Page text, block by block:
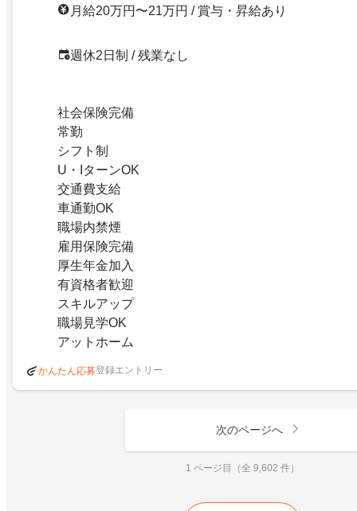
月給20万円〜21万円 / 賞与・昇給あり
週休2日制 / 残業なし
社会保険完備
常勤
シフト制
U・IターンOK
交通費支給
車通勤OK
職場内禁煙
雇用保険完備
厚生年金加入
有資格者歓迎
スキルアップ
職場見学OK
アットホーム
かんたん応募登録エントリー
次のページへ
1 ページ目（全 9,602 件）